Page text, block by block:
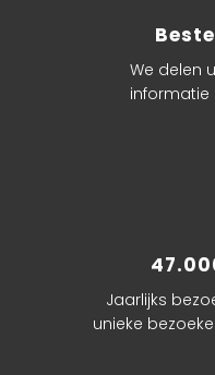
We delen
informatie
Jaarlijks
unieke